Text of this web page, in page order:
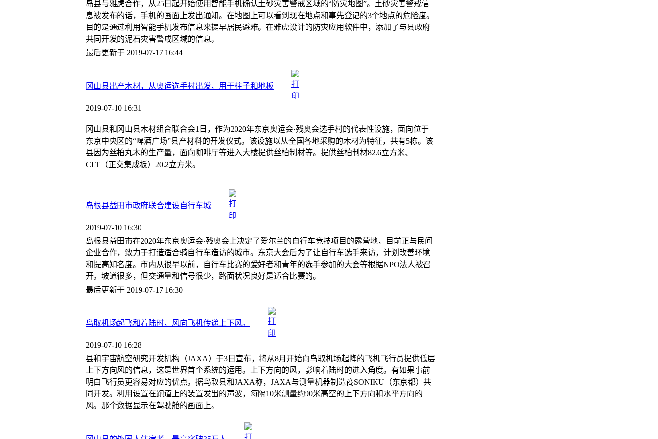
岛县与雅虎合作，从25日起开始使用智能手机确认土砂灾害警戒区域的“防灾地图”。土砂灾害警戒信
息被发布的话，手机的画面上发出通知。在地图上可以看到现在地点和事先登记的3个地点的危险度。
目的是通过利用智能手机发布信息来提早居民避难。在雅虎设计的防灾应用软件中，添加了与县政府
共同开发的泥石灾害警戒区域的信息。
最后更新于 2019-07-17 16:44
冈山县出产木材，从奥运选手村出发，用于柱子和地板
2019-07-10 16:31
冈山县和冈山县木材组合联合会1日，作为2020年东京奥运会·残奥会选手村的代表性设施，面向位于
东京中央区的“啤酒广场”县产材料的开发仪式。该设施以从全国各地采购的木材为特征，共有5栋。该
县因为丝柏丸木的生产量，面向咖啡厅等进入大楼提供丝柏制材等。提供丝柏制材82.6立方米、
CLT（正交集成板）20.2立方米。
岛根县益田市政府联合建设自行车城
2019-07-10 16:30
岛根县益田市在2020年东京奥运会·残奥会上决定了爱尔兰的自行车竞技项目的露营地，目前正与民间
企业合作，致力于打造适合骑自行车造访的城市。东京大会后为了让自行车选手来访，计划改善环境
和提高知名度。市内从很早以前，自行车比赛的爱好者和青年的选手参加的大会等根据NPO法人被召
开。坡道很多，但交通量和信号很少，路面状况良好是适合比赛的。
最后更新于 2019-07-17 16:30
鸟取机场起飞和着陆时，风向飞机传递上下风。
2019-07-10 16:28
县和宇宙航空研究开发机构（JAXA）于3日宣布，将从8月开始向鸟取机场起降的飞机飞行员提供低层
上下方向风的信息，这是世界首个系统的运用。上下方向的风，影响着陆时的进入角度。有如果事前
明白飞行员更容易对应的优点。据鸟取县和JAXA称，JAXA与测量机器制造商SONIKU（东京都）共
同开发。利用设置在跑道上的装置发出的声波，每隔10米测量约90米高空的上下方向和水平方向的
风。那个数据显示在驾驶舱的画面上。